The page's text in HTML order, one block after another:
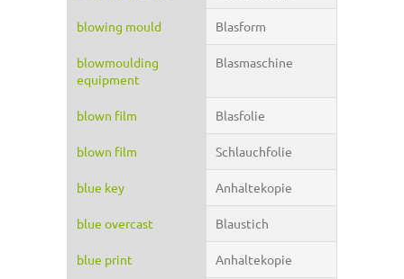
blowing mould Blasform
blowmoulding
equipment
Blasmaschine
blown film Blasfolie
blown film Schlauchfolie
blue key Anhaltekopie
blue overcast Blaustich
blue print Anhaltekopie